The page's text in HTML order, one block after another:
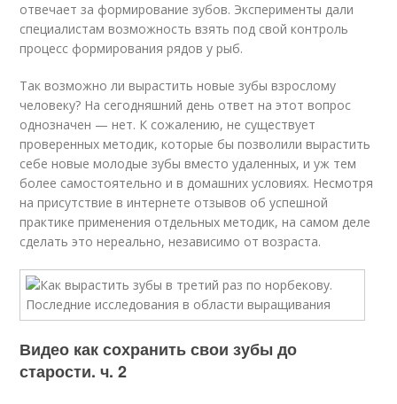
отвечает за формирование зубов. Эксперименты дали
специалистам возможность взять под свой контроль
процесс формирования рядов у рыб.
Так возможно ли вырастить новые зубы взрослому
человеку? На сегодняшний день ответ на этот вопрос
однозначен — нет. К сожалению, не существует
проверенных методик, которые бы позволили вырастить
себе новые молодые зубы вместо удаленных, и уж тем
более самостоятельно и в домашних условиях. Несмотря
на присутствие в интернете отзывов об успешной
практике применения отдельных методик, на самом деле
сделать это нереально, независимо от возраста.
Видео как сохранить свои зубы до
старости. ч. 2